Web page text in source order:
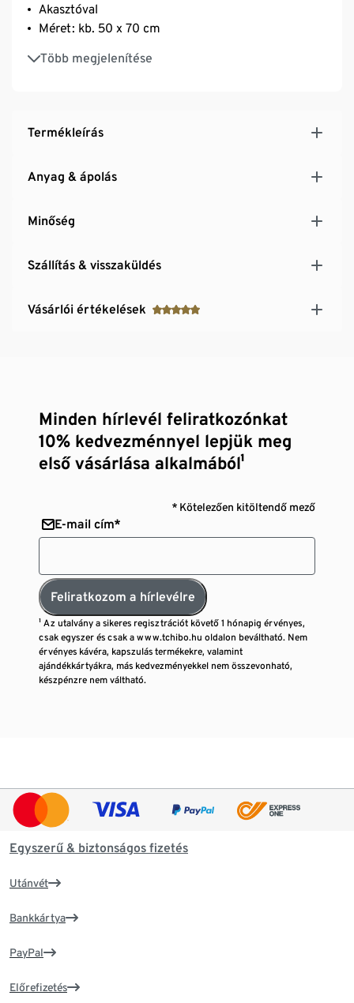
Akasztóval
Méret: kb. 50 x 70 cm
Több megjelenítése
Hogy a hangulat még törölgetéskor is télies-
karácsonyi legyen
Termékleírás
Anyag & ápolás
Minőség
Szállítás & visszaküldés
Vásárlói értékelések
Minden hírlevél feliratkozónkat
10% kedvezménnyel lepjük meg
első vásárlása alkalmából¹
* Kötelezően kitöltendő mező
E-mail cím*
Feliratkozom a hírlevélre
¹ Az utalvány a sikeres regisztrációt követő 1 hónapig érvényes,
csak egyszer és csak a www.tchibo.hu oldalon beváltható. Nem
érvényes kávéra, kapszulás termékekre, valamint
ajándékkártyákra, más kedvezményekkel nem összevonható,
készpénzre nem váltható.
Egyszerű & biztonságos fizetés
Utánvét
Bankkártya
PayPal
Előrefizetés